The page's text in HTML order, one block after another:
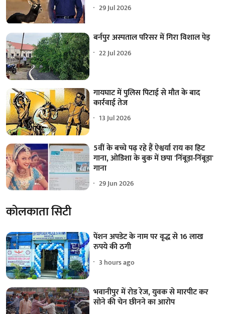
29 Jul 2026
बर्नपुर अस्पताल परिसर में गिरा विशाल पेड़
22 Jul 2026
गायघाट में पुलिस पिटाई से मौत के बाद
कार्रवाई तेज
13 Jul 2026
5वीं के बच्चे पढ़ रहे हैं ऐश्वर्या राय का हिट
गाना, ओडिशा के बुक में छपा 'निंबूड़ा-निंबूड़ा'
गाना
29 Jun 2026
कोलकाता सिटी
पेंशन अपडेट के नाम पर वृद्ध से 16 लाख
रुपये की ठगी
3 hours ago
भवानीपुर में रोड रेज, युवक से मारपीट कर
सोने की चेन छीनने का आरोप